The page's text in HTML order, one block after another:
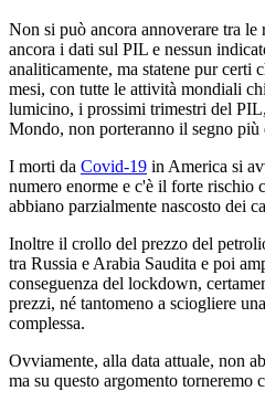
Non si può ancora annoverare tra
ancora i dati sul PIL e nessun
analiticamente, ma statene pur certi
mesi, con tutte le attività mondiali
lumicino, i prossimi trimestri del
Mondo, non porteranno il segno più
I morti da Covid-19 in America si
numero enorme e c'è il forte rischio
abbiano parzialmente nascosto dei
Inoltre il crollo del prezzo del
tra Russia e Arabia Saudita e poi
conseguenza del lockdown,
prezzi, né tantomeno a sciogliere
complessa.
Ovviamente, alla data attuale, non
ma su questo argomento torneremo